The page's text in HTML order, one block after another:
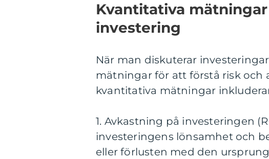
Kvantitativa
investering
När man diskuterar
mätningar för att förstå risk och
kvantitativa mätningar
1. Avkastning på investeringen
investeringens lönsamhet och
eller förlusten med den